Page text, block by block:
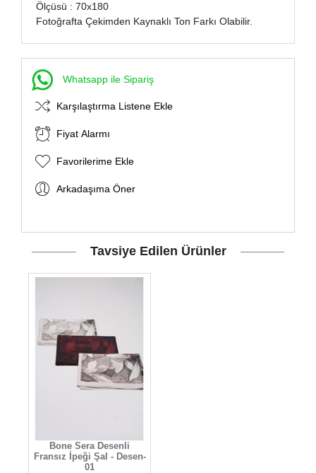
Ölçüsü : 70x180
Fotoğrafta Çekimden Kaynaklı Ton Farkı Olabilir.
Whatsapp ile Sipariş
Karşılaştırma Listene Ekle
Fiyat Alarmı
Favorilerime Ekle
Arkadaşıma Öner
Tavsiye Edilen Ürünler
Bone Sera Desenli
Fransız İpeği Şal - Desen-
01